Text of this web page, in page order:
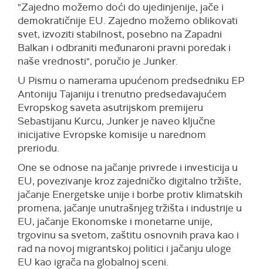
"Zajedno možemo doći do ujedinjenije, jače i
demokratičnije EU. Zajedno možemo oblikovati
svet, izvoziti stabilnost, posebno na Zapadni
Balkan i odbraniti međunaroni pravni poredak i
naše vrednosti", poručio je Junker.
U Pismu o namerama upućenom predsedniku EP
Antoniju Tajaniju i trenutno predsedavajućem
Evropskog saveta asutrijskom premijeru
Sebastijanu Kurcu, Junker je naveo ključne
inicijative Evropske komisije u narednom
preriodu.
One se odnose na jačanje privrede i investicija u
EU, povezivanje kroz zajedničko digitalno tržište,
jačanje Energetske unije i borbe protiv klimatskih
promena, jačanje unutrašnjeg tržišta i industrije u
EU, jačanje Ekonomske i monetarne unije,
trgovinu sa svetom, zaštitu osnovnih prava kao i
rad na novoj migrantskoj politici i jačanju uloge
EU kao igrača na globalnoj sceni.